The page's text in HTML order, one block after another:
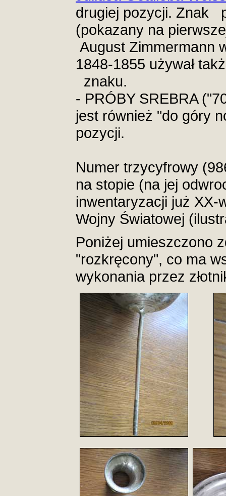
drugiej pozycji. Znak
(pokazany na
August Zimmermann
1848-1855 używał
znaku.
- PRÓBY SREBRA
jest również "do góry
pozycji.
Numer trzycyfrowy
na stopie (na jej
inwentaryzacji już XX-
Wojny Światowej
Poniżej umieszczono
"rozkręcony", co ma
wykonania przez